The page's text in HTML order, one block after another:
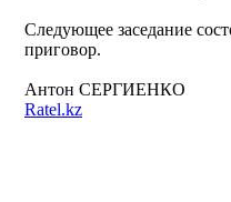
Следующее заседание
приговор.
Антон СЕРГИЕНКО
Ratel.kz